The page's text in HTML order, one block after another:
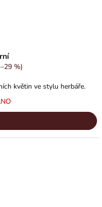
%)
květin ve stylu herbáře.